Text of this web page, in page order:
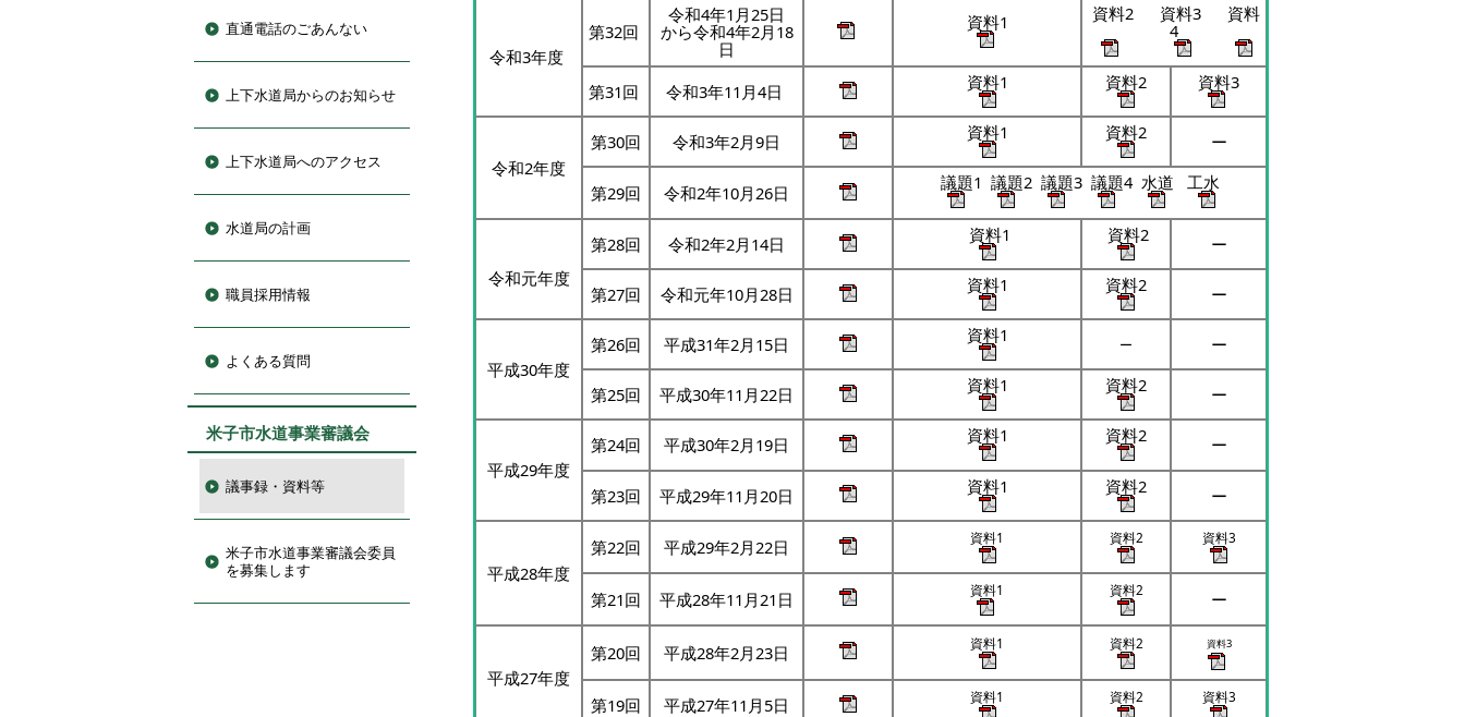
直通電話のごあんない
上下水道局からのお知らせ
上下水道局へのアクセス
水道局の計画
職員採用情報
よくある質問
米子市水道事業審議会
議事録・資料等
米子市水道事業審議会委員
を募集します
令和3年度
第32回
令和4年1月25日
から令和4年2月18
日
資料1
資料2 資料3 資料
4
第31回 令和3年11月4日 資料1 資料2 資料3
令和2年度
第30回 令和3年2月9日 資料1 資料2 ー
第29回 令和2年10月26日 議題1 議題2 議題3 議題4 水道 工水
令和元年度
第28回 令和2年2月14日 資料1 資料2 ー
第27回 令和元年10月28日 資料1 資料2 ー
平成30年度
第26回 平成31年2月15日 資料1 ー ー
第25回 平成30年11月22日 資料1 資料2 ー
平成29年度
第24回 平成30年2月19日 資料1 資料2 ー
第23回 平成29年11月20日 資料1 資料2 ー
平成28年度
第22回 平成29年2月22日 資料1 資料2 資料3
第21回 平成28年11月21日 資料1 資料2 ー
平成27年度
第20回 平成28年2月23日 資料1 資料2 資料3
第19回 平成27年11月5日 資料1 資料2 資料3